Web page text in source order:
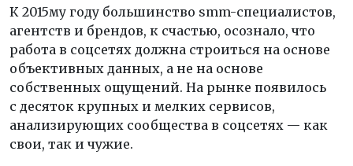
К 2015му году большинство smm-специалистов,
агентств и брендов, к счастью, осознало, что
работа в соцсетях должна строиться на основе
объективных данных, а не на основе
собственных ощущений. На рынке появилось
с десяток крупных и мелких сервисов,
анализирующих сообщества в соцсетях — как
свои, так и чужие.